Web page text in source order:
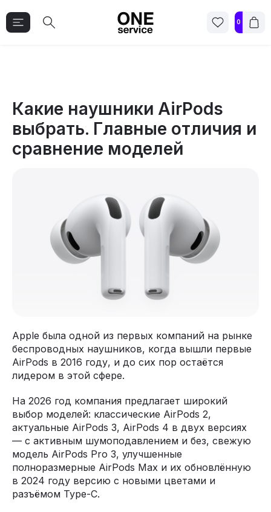
0
Какие наушники AirPods
выбрать. Главные отличия и
сравнение моделей
Apple была одной из первых компаний на рынке
беспроводных наушников, когда вышли первые
AirPods в 2016 году, и до сих пор остаётся
лидером в этой сфере.
На 2026 год компания предлагает широкий
выбор моделей: классические AirPods 2,
актуальные AirPods 3, AirPods 4 в двух версиях
— с активным шумоподавлением и без, свежую
модель AirPods Pro 3, улучшенные
полноразмерные AirPods Max и их обновлённую
в 2024 году версию с новыми цветами и
разъёмом Type-C.